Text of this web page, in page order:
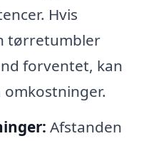
Hvis
tørretumbler
forventet, kan
Afstanden